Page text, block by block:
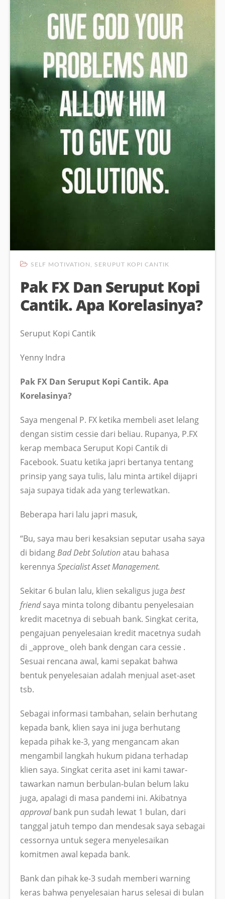
SELF MOTIVATION SERUPUT KOPI CANTIK
Pak FX Dan Seruput Kopi
Cantik. Apa Korelasinya?
Seruput Kopi Cantik
Yenny Indra
Pak FX Dan Seruput Kopi Cantik. Apa
Korelasinya?
Saya mengenal P. FX ketika membeli aset lelang
dengan sistim cessie dari beliau. Rupanya, P.FX
kerap membaca Seruput Kopi Cantik di
Facebook. Suatu ketika japri bertanya tentang
prinsip yang saya tulis, lalu minta artikel dijapri
saja supaya tidak ada yang terlewatkan.
Beberapa hari lalu japri masuk,
“Bu, saya mau beri kesaksian seputar usaha saya
di bidangBad Debt Solutionatau bahasa
kerennya Specialist Asset Management.
Sekitar 6 bulan lalu, klien sekaligus juga best
friendsaya minta tolong dibantu penyelesaian
kredit macetnya di sebuah bank. Singkat cerita,
pengajuan penyelesaian kredit macetnya sudah
di _approve_ oleh bank dengan cara cessie .
Sesuai rencana awal, kami sepakat bahwa
bentuk penyelesaian adalah menjual aset-aset
tsb.
Sebagai informasi tambahan, selain berhutang
kepada bank, klien saya ini juga berhutang
kepada pihak ke-3, yang mengancam akan
mengambil langkah hukum pidana terhadap
klien saya. Singkat cerita aset ini kami tawar-
tawarkan namun berbulan-bulan belum laku
juga, apalagi di masa pandemi ini. Akibatnya
approvalbank pun sudah lewat 1 bulan, dari
tanggal jatuh tempo dan mendesak saya sebagai
cessornya untuk segera menyelesaikan
komitmen awal kepada bank.
Bank dan pihak ke-3 sudah memberi warning
keras bahwa penyelesaian harus selesai di bulan